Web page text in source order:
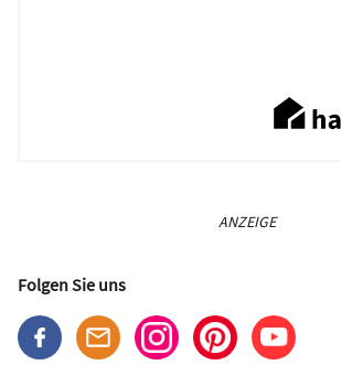
ANZEIGE
Folgen Sie uns